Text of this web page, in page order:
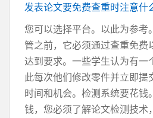
发表论文要免费查重时注意什
您可以选择平台。以此为参考
管之前，它必须通过查重免费
达到要求。一些学生认为有一
此每次他们修改零件并立即提
时间和机会。检测系统要花钱
钱，您必须了解论文检测技术